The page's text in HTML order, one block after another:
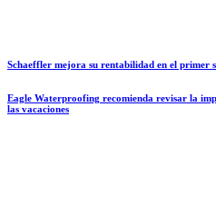
Schaeffler mejora su rentabilidad en el primer
Eagle Waterproofing recomienda revisar la
las vacaciones